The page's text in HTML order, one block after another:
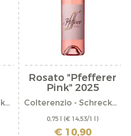
Colterenzio - Schreckbichl
Rosato "Pfefferer
Pink" 2025
Colterenzio - Schreckbichl
0,75 l (€ 14,53/1 l)
incl. IVA più costi di spedizione
€ 10,90